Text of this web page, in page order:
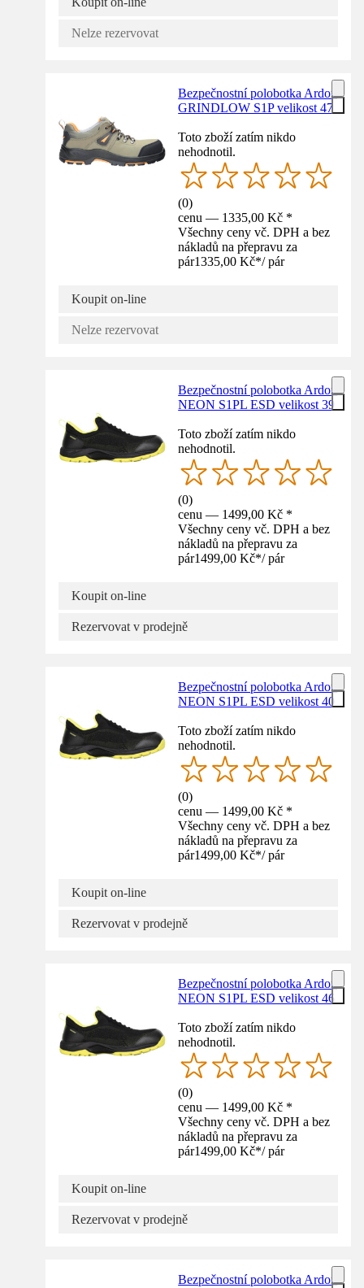
Nelze rezervovat
Bezpečnostní polobotka Ardon
GRINDLOW S1P velikost 47
Toto zboží zatím nikdo
nehodnotil.
(0)
cenu — 1335,00 Kč *
Všechny ceny vč. DPH a bez
nákladů na přepravu za
pár1335,00 Kč*/ pár
Koupit on-line
Nelze rezervovat
Bezpečnostní polobotka Ardon
NEON S1PL ESD velikost 39
Toto zboží zatím nikdo
nehodnotil.
(0)
cenu — 1499,00 Kč *
Všechny ceny vč. DPH a bez
nákladů na přepravu za
pár1499,00 Kč*/ pár
Koupit on-line
Rezervovat v prodejně
Bezpečnostní polobotka Ardon
NEON S1PL ESD velikost 40
Toto zboží zatím nikdo
nehodnotil.
(0)
cenu — 1499,00 Kč *
Všechny ceny vč. DPH a bez
nákladů na přepravu za
pár1499,00 Kč*/ pár
Koupit on-line
Rezervovat v prodejně
Bezpečnostní polobotka Ardon
NEON S1PL ESD velikost 46
Toto zboží zatím nikdo
nehodnotil.
(0)
cenu — 1499,00 Kč *
Všechny ceny vč. DPH a bez
nákladů na přepravu za
pár1499,00 Kč*/ pár
Koupit on-line
Rezervovat v prodejně
Bezpečnostní polobotka Ardon